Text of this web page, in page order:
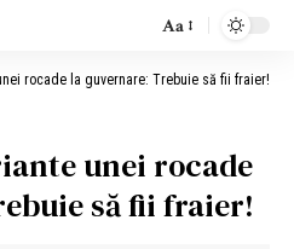
Aa
rocade la guvernare: Trebuie să fii fraier!
unei rocade
să fii fraier!